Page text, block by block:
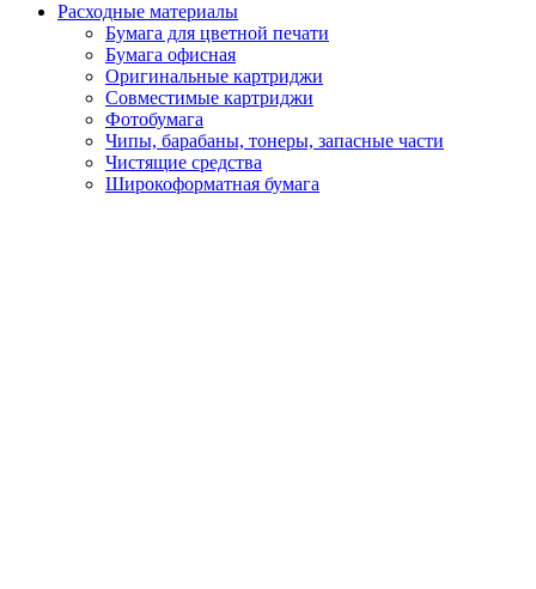
Расходные материалы
Бумага для цветной печати
Бумага офисная
Оригинальные картриджи
Совместимые картриджи
Фотобумага
Чипы, барабаны, тонеры, запасные части
Чистящие средства
Широкоформатная бумага